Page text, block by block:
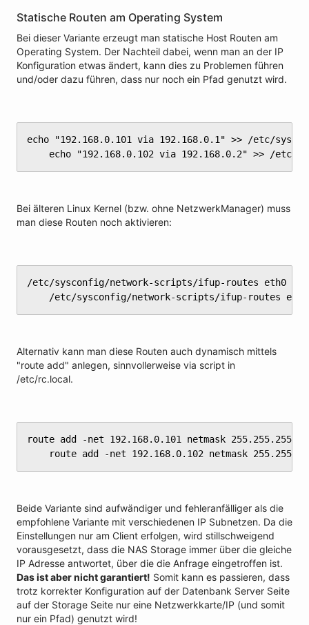
Statische Routen am Operating System
Bei dieser Variante erzeugt man statische Host Routen am
Operating System. Der Nachteil dabei, wenn man an der IP
Konfiguration etwas ändert, kann dies zu Problemen führen
und/oder dazu führen, dass nur noch ein Pfad genutzt wird.
echo "192.168.0.101 via 192.168.0.1" >> /etc/
echo "192.168.0.102 via 192.168.0.2" >> /etc/
Bei älteren Linux Kernel (bzw. ohne NetzwerkManager) muss
man diese Routen noch aktivieren:
/etc/sysconfig/network-scripts/ifup-routes eth0
	/etc/sysconfig/network-scripts/ifup-routes eth1
Alternativ kann man diese Routen auch dynamisch mittels
"route add" anlegen, sinnvollerweise via script in
/etc/rc.local.
route add -net 192.168.0.101 netmask
route add -net 192.168.0.102 netmask
Beide Variante sind aufwändiger und fehleranfälliger als die
empfohlene Variante mit verschiedenen IP Subnetzen. Da die
Einstellungen nur am Client erfolgen, wird stillschweigend
vorausgesetzt, dass die NAS Storage immer über die gleiche
IP Adresse antwortet, über die die Anfrage eingetroffen ist.
Das ist aber nicht garantiert! Somit kann es passieren, dass
trotz korrekter Konfiguration auf der Datenbank Server Seite
auf der Storage Seite nur eine Netzwerkkarte/IP (und somit
nur ein Pfad) genutzt wird!